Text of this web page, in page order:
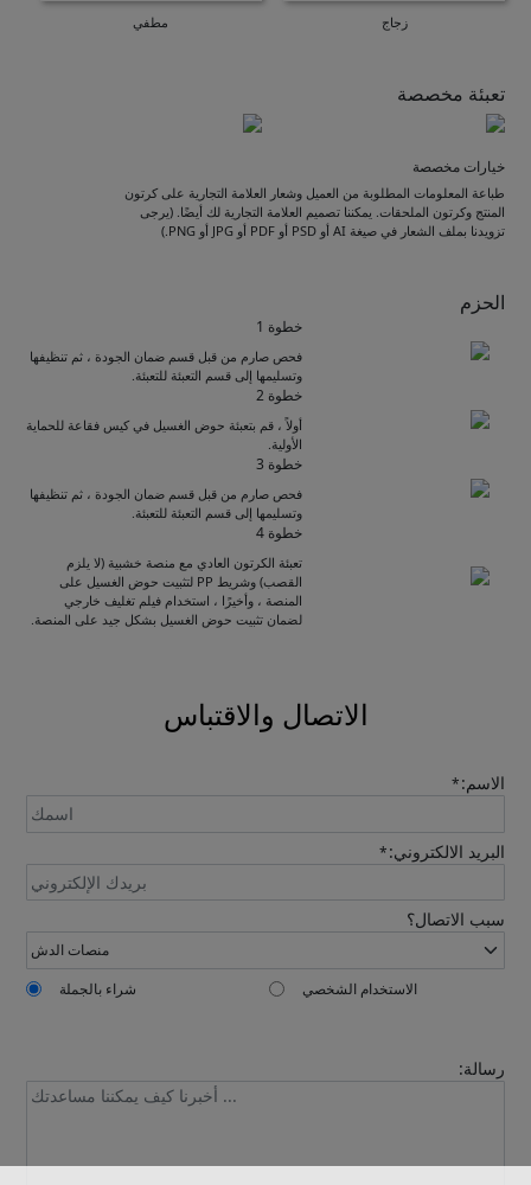
زجاج مطفي
تعبئة مخصصة
خيارات مخصصة
طباعة المعلومات المطلوبة من العميل وشعار العلامة التجارية على كرتون
المنتج وكرتون الملحقات. يمكننا تصميم العلامة التجارية لك أيضًا. (يرجى
تزويدنا بملف الشعار في صيغة AI أو PSD أو PDF أو JPG أو PNG.)
الحزم
خطوة 1
فحص صارم من قبل قسم ضمان الجودة ، ثم تنظيفها
وتسليمها إلى قسم التعبئة للتعبئة.
خطوة 2
أولاً ، قم بتعبئة حوض الغسيل في كيس فقاعة للحماية
الأولية.
خطوة 3
فحص صارم من قبل قسم ضمان الجودة ، ثم تنظيفها
وتسليمها إلى قسم التعبئة للتعبئة.
خطوة 4
تعبئة الكرتون العادي مع منصة خشبية (لا يلزم
القصب) وشريط PP لتثبيت حوض الغسيل على
المنصة ، وأخيرًا ، استخدام فيلم تغليف خارجي
لضمان تثبيت حوض الغسيل بشكل جيد على المنصة.
Get Catalogue
Please leave your contact information,the
catalogue will be sent to your mailbox
Send
الاتصال والاقتباس
الاسم:*
البريد الالكتروني:*
سبب الاتصال؟
شراء بالجملة الاستخدام الشخصي
رسالة: